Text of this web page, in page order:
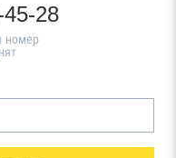
28
номер